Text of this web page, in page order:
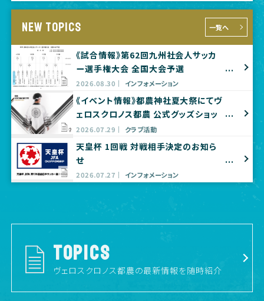
NEW TOPICS 一覧へ
《試合情報》第62回九州社会人サッカ
ー選手権大会 全国大会予選
2026.08.30 インフォメーション
《イベント情報》都農神社夏大祭にてヴ
ェロスクロノス都農 公式グッズショッ
プ出店のお知らせ
2026.07.29 クラブ活動
天皇杯 1回戦 対戦相手決定のお知ら
せ
2026.07.27 インフォメーション
TOPICS
ヴェロスクロノス都農の最新情報を随時紹介